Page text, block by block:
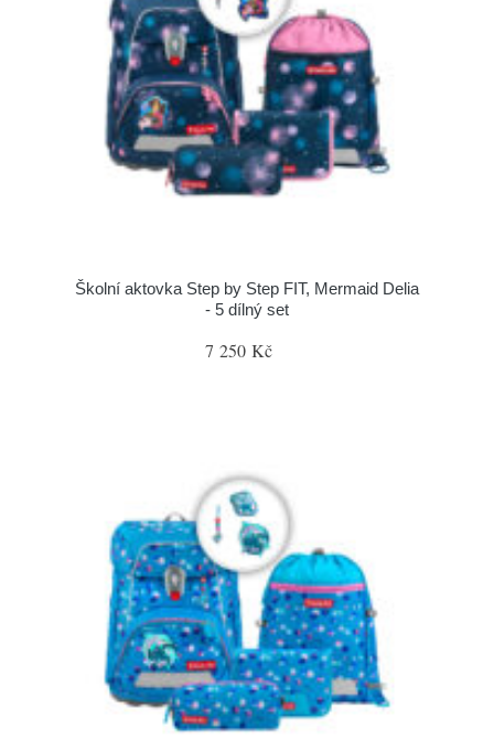
Školní aktovka Step by Step FIT, Mermaid Delia
- 5 dílný set
7 250 Kč